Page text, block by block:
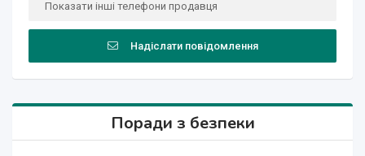
Показати інші телефони продавця
Надіслати повідомлення
Поради з безпеки